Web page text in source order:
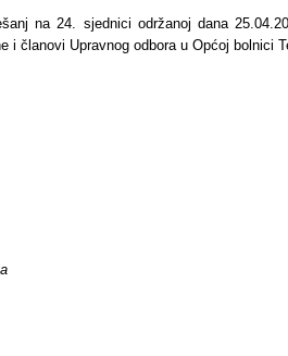
na 24. sjednici održanoj dana
i članovi Upravnog odbora u Općoj bolnici